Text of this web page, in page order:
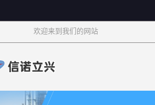
欢迎来到我们的网站